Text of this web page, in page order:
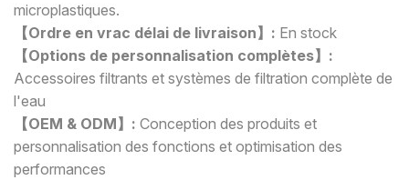
microplastiques.
【Ordre en vrac délai de livraison】: En stock
【Options de personnalisation complètes】:
Accessoires filtrants et systèmes de filtration complète de
l'eau
【OEM & ODM】: Conception des produits et
personnalisation des fonctions et optimisation des
performances